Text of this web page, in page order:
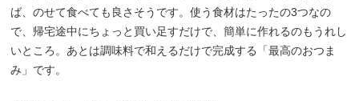
ば、のせて食べても良さそうです。使う食材はたったの3つなの
で、帰宅途中にちょっと買い足すだけで、簡単に作れるのもうれし
いところ。あとは調味料で和えるだけで完成する「最高のおつま
み」です。